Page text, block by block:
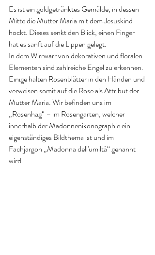
Es ist ein goldgetränktes Gemälde, in dessen
Mitte die Mutter Maria mit dem Jesuskind
hockt. Dieses senkt den Blick, einen Finger
hat es sanft auf die Lippen gelegt.
In dem Wirrwarr von dekorativen und floralen
Elementen sind zahlreiche Engel zu erkennen.
Einige halten Rosenblätter in den Händen und
verweisen somit auf die Rose als Attribut der
Mutter Maria. Wir befinden uns im
„Rosenhag“ – im Rosengarten, welcher
innerhalb der Madonnenikonographie ein
eigenständiges Bildthema ist und im
Fachjargon „Madonna dell'umiltà“ genannt
wird.